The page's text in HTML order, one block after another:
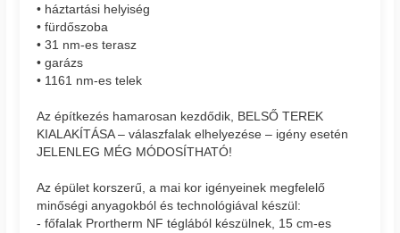
• háztartási helyiség
• fürdőszoba
• 31 nm-es terasz
• garázs
• 1161 nm-es telek
Az építkezés hamarosan kezdődik, BELSŐ TEREK
KIALAKÍTÁSA – válaszfalak elhelyezése – igény esetén
JELENLEG MÉG MÓDOSÍTHATÓ!
Az épület korszerű, a mai kor igényeinek megfelelő
minőségi anyagokból és technológiával készül:
- főfalak Prortherm NF téglából készülnek, 15 cm-es